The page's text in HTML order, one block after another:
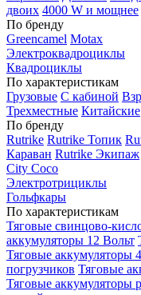
двоих 4000 W и мощнее
По бренду
Greencamel Motax
Электроквадроциклы
Квадроциклы
По характеристикам
Грузовые С кабиной
Трехместные Китайские
По бренду
Rutrike Rutrike Топик
Караван Rutrike Экипаж
City Coco
Электротрициклы
Гольфкары
По характеристикам
Тяговые свинцово-
аккумуляторы 12 Вольт
Тяговые аккумуляторы
погрузчиков Тяговые
Тяговые аккумуляторы